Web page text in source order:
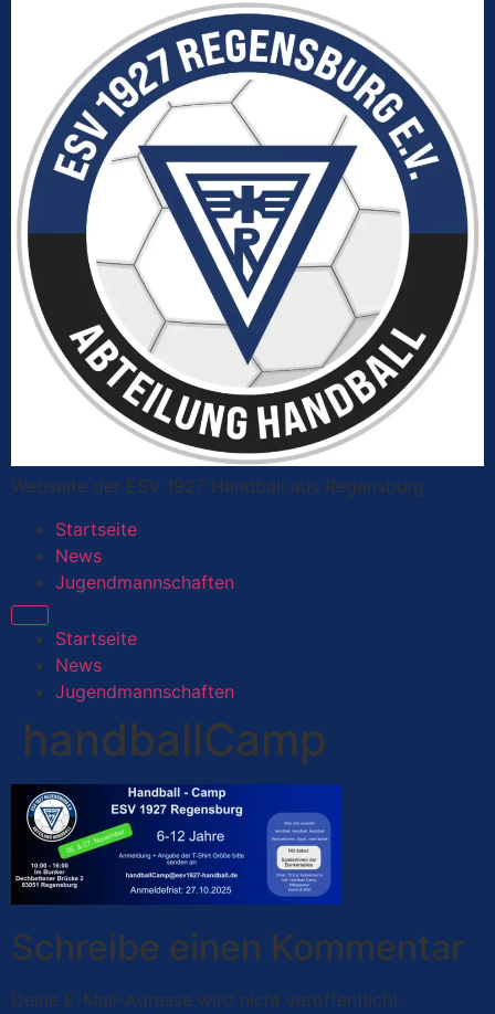
Webseite der ESV 1927 Handball aus Regensburg
Startseite
News
Jugendmannschaften
Startseite
News
Jugendmannschaften
handballCamp
Schreibe einen Kommentar
Deine E-Mail-Adresse wird nicht veröffentlicht.